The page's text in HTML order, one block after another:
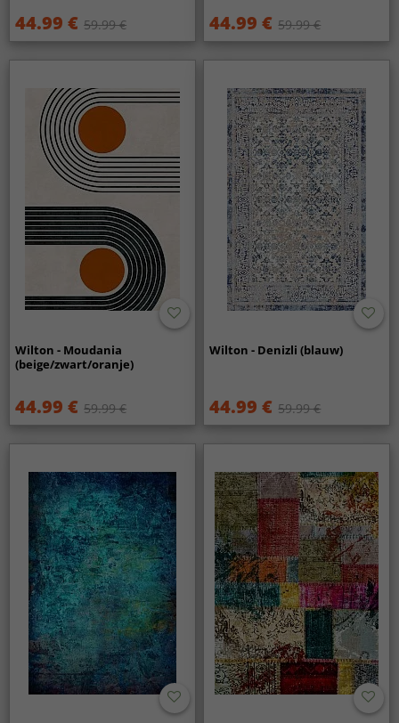
44.99 € 59.99 € 44.99 € 59.99 €
Wilton - Moudania
(beige/zwart/oranje)
44.99 € 59.99 €
Wilton - Denizli (blauw)
44.99 € 59.99 €